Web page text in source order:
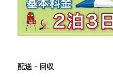
配送・回収